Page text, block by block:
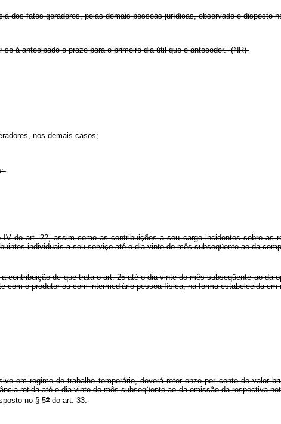
dos fatos geradores, pelas demais pessoas jurídicas, observado o disposto
á antecipado o prazo para o primeiro dia útil que o anteceder.” (NR)
nos demais casos;
do art. 22, assim como as contribuições a seu cargo incidentes sobre as
individuais a seu serviço até o dia vinte do mês subseqüente ao da
de que trata o art. 25 até o dia vinte do mês subseqüente ao da
o produtor ou com intermediário pessoa física, na forma estabelecida em
em regime de trabalho temporário, deverá reter onze por cento do valor
retida até o dia vinte do mês subseqüente ao da emissão da respectiva
no § 5odo art. 33.